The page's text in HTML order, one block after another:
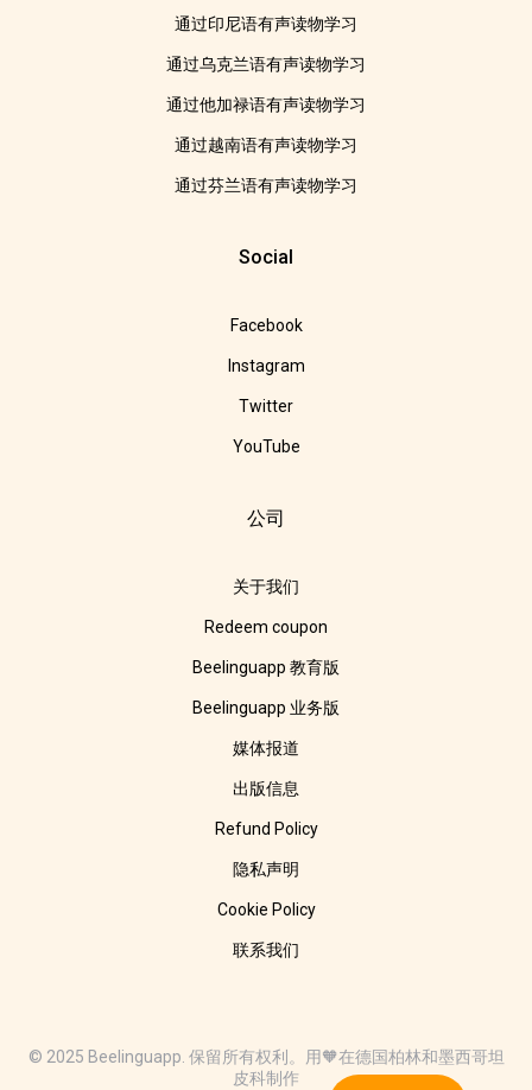
通过印尼语有声读物学习
通过乌克兰语有声读物学习
通过他加禄语有声读物学习
通过越南语有声读物学习
通过芬兰语有声读物学习
Social
Facebook
Instagram
Twitter
YouTube
公司
关于我们
Redeem coupon
Beelinguapp 教育版
Beelinguapp 业务版
媒体报道
出版信息
Refund Policy
隐私声明
Cookie Policy
联系我们
© 2025 Beelinguapp. 保留所有权利。用🧡在德国柏林和墨西哥坦
皮科制作